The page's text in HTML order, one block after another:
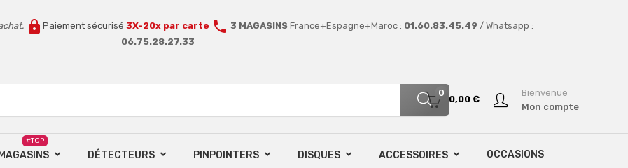
lock Paiement sécurisé 3X-20x par carte call 3 MAGASINS France+Espagne+Maroc : 01.60.83.45.49 / Whatsapp :
06.75.28.27.33
0
0,00 €
Bienvenue
Mon compte
#TOP
DÉTECTEURS PINPOINTERS DISQUES ACCESSOIRES OCCASIONS